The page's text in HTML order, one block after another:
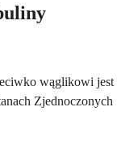
wąglikowi jest
Zjednoczonych